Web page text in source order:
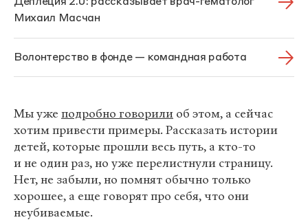
Деплеция 2.0: рассказывает врач-гематолог
Михаил Масчан
Волонтерство в фонде — командная работа
Мы уже подробно говорили об этом, а сейчас
хотим привести примеры. Рассказать истории
детей, которые прошли весь путь, а кто-то
и не один раз, но уже перелистнули страницу.
Нет, не забыли, но помнят обычно только
хорошее, а еще говорят про себя, что они
неубиваемые.